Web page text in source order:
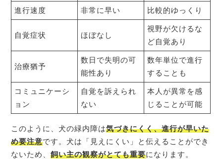
進行速度 非常に早い 比較的ゆっくり
自覚症状 ほぼなし
視野が欠けるな
ど自覚あり
治療猶予
数日で失明の可
能性あり
数年単位で進行
することも
コミュニケーシ
ョン
自覚を訴えられ
ない
本人が異常を感
じることが可能
このように、犬の緑内障は気づきにくく、進行が早いた
め要注意です。犬は「見えにくい」と伝えることができ
ないため、飼い主の観察がとても重要になります。